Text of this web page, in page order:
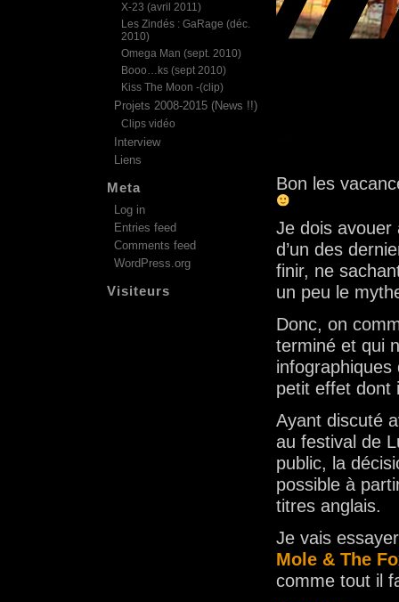
Bon les
Je dois avouer
d’un des
finir, ne
un peu le
Donc, on
terminé et qui
petit effet
Ayant discuté
au festival de
public, la
possible à
titres anglais.
Je vais
Mole & The
comme tout il
X-23 (avril 2011)
Les Zindés : GaRage (déc.
2010)
Omega Man (sept. 2010)
Booo…ks (sept 2010)
Kiss The Moon -(clip)
Projets 2008-2015 (News !!)
Clips vidéo
Interview
Liens
Meta
Log in
Entries feed
Comments feed
WordPress.org
Visiteurs